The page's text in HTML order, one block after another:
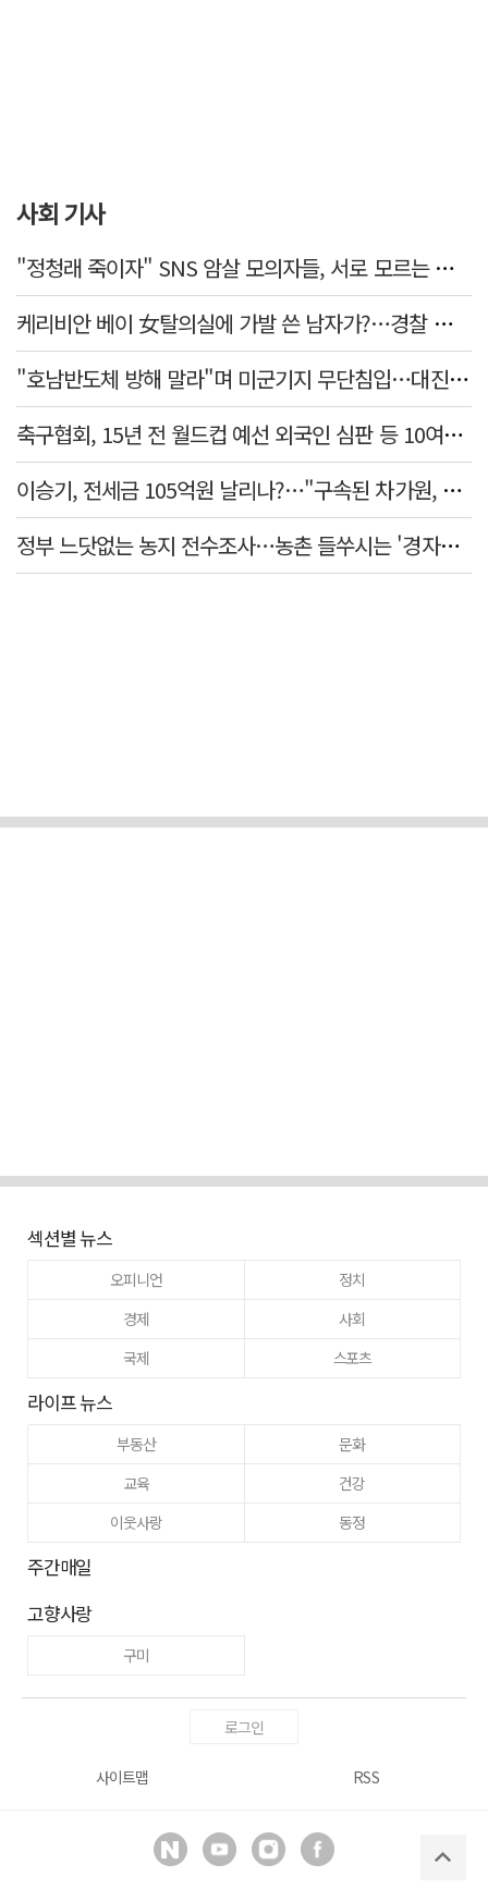
사회 기사
"정청래 죽이자" SNS 암살 모의자들, 서로 모르는 사이였다…檢송치
케리비안 베이 女탈의실에 가발 쓴 남자가?…경찰 추적 중
"호남반도체 방해 말라"며 미군기지 무단침입…대진연 회원 3명 '구속'
축구협회, 15년 전 월드컵 예선 외국인 심판 등 10여명에 '성 접대'
이승기, 전세금 105억원 날리나?…"구속된 차가원, 형사 범죄 영역"
정부 느닷없는 농지 전수조사…농촌 들쑤시는 '경자유전'의 칼날
섹션별 뉴스
오피니언
정치
경제
사회
국제
스포츠
라이프 뉴스
부동산
문화
교육
건강
이웃사랑
동정
주간매일
고향사랑
구미
로그인
사이트맵 RSS